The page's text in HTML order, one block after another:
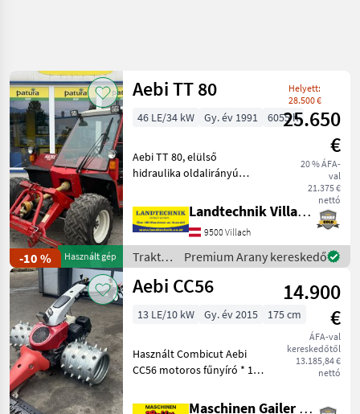
-10 % Használt gép
Aebi TT 80
Helyett:
28.500 €
25.650
€
20 % ÁFA-
val
21.375 €
nettó
46 LE/34 kW Gy. év 1991 6055 h
Aebi TT 80, elülső
hidraulika oldalirányú
(AS gumiabroncsok jó
állapotban), hátsó
hidraulika, első és oldalsó
ablak, gumiabroncsok:
31x15
Landtechnik Villach GmbH
9500 Villach
Traktorok
/ Aebi
Premium Arany kereskedő
Aebi CC56
14.900
€
ÁFA-val
kereskedőtől
13.185,84 €
nettó
13 LE/10 kW Gy. év 2015 175 cm
Használt Combicut Aebi
CC56 motoros fűnyíró * 13
benzinmotor, 1 hengeres *
Maschinen Gailer GmbH